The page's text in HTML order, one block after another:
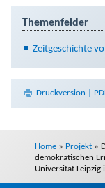
Themenfelder
Zeitgeschichte
Druckversion |
Home » Projekt »
demokratischen
Universität Leipzig